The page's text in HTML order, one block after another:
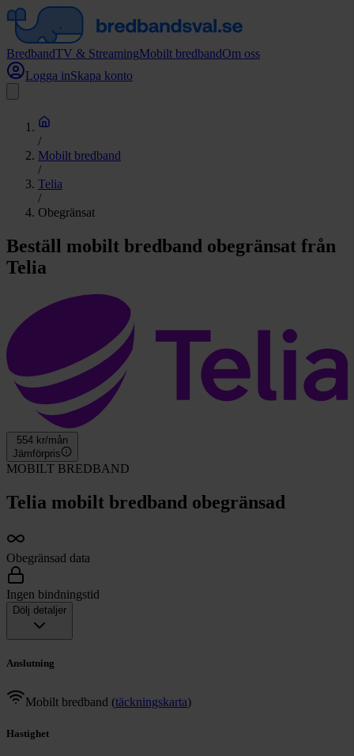
BredbandTV & StreamingMobilt bredbandOm oss
Logga inSkapa konto
/
Mobilt bredband
/
Telia
/
Obegränsat
Beställ mobilt bredband obegränsat från
Telia
554 kr/mån
Jämförpris
MOBILT BREDBAND
Telia mobilt bredband obegränsad
Obegränsad data
Ingen bindningstid
Dölj detaljer
Anslutning
Mobilt bredband (täckningskarta)
Hastighet